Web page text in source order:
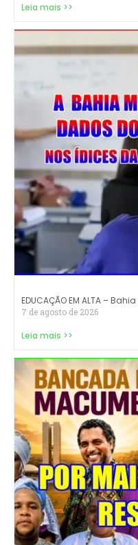
Leia mais >>
EDUCAÇÃO EM ALTA –
7 de agosto de 2026
Leia mais >>